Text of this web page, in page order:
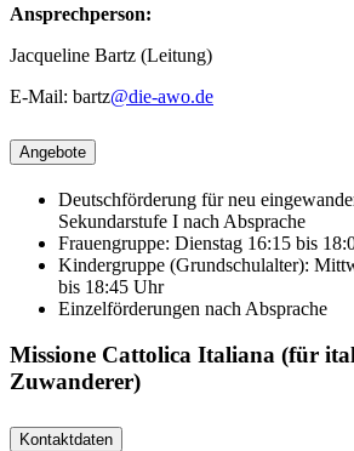
Ansprechperson:
Jacqueline Bartz (Leitung)
E-Mail: bartz@die-awo.de
Angebote
Deutschförderung für neu
Sekundarstufe I nach Absprache
Frauengruppe: Dienstag 16:15 bis
Kindergruppe (Grundschulalter):
bis 18:45 Uhr
Einzelförderungen nach Absprache
Missione Cattolica Italiana (für
Zuwanderer)
Kontaktdaten